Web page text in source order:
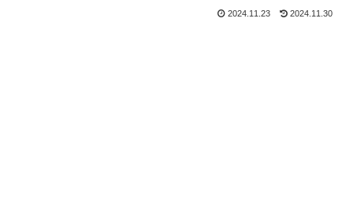
2024.11.23 2024.11.30